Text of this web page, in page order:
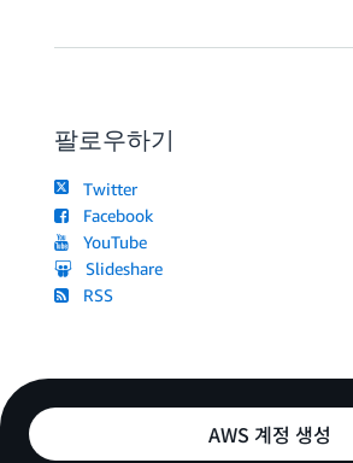
팔로우하기
Twitter
Facebook
YouTube
Slideshare
RSS
AWS 계정 생성